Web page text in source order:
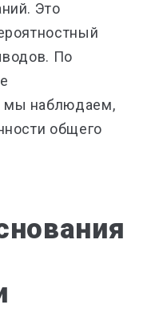
Это
По
мы наблюдаем,
общего